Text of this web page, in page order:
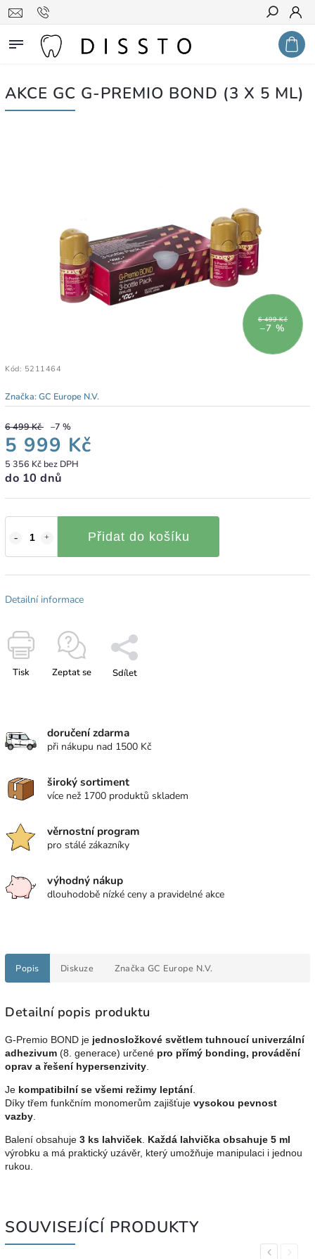
Hledat
AKCE GC G-PREMIO BOND (3 X 5 ML)
6 499 Kč
–7 %
Kód: 5211464
Značka:GC Europe N.V.
6 499 Kč –7 %
5 999 Kč
5 356 Kč bez DPH
do 10 dnů
Přidat do košíku
Detailní informace
Tisk Zeptat se Sdílet
doručení zdarma
při nákupu nad 1500 Kč
široký sortiment
více než 1700 produktů skladem
věrnostní program
pro stálé zákazníky
výhodný nákup
dlouhodobě nízké ceny a pravidelné akce
Popis Diskuze Značka GC Europe N.V.
Detailní popis produktu
G-Premio BOND je jednosložkové světlem tuhnoucí univerzální
adhezivum (8. generace) určené pro přímý bonding, provádění
oprav a řešení hypersenzivity
Je kompatibilní se všemi režimy leptání.
Díky třem funkčním monomerům zajišťuje vysokou pevnost
vazby
Balení obsahuje 3 ks lahviček Každá lahvička obsahuje 5 ml
výrobku a má praktický uzávěr, který umožňuje manipulaci i jednou
rukou.
SOUVISEJÍCÍ PRODUKTY
PreviousNext